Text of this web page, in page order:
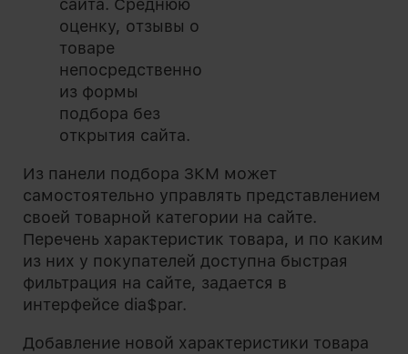
сайта. Среднюю
оценку, отзывы о
товаре
непосредственно
из формы
подбора без
открытия сайта.
Из панели подбора ЗКМ может
самостоятельно управлять представлением
своей товарной категории на сайте.
Перечень характеристик товара, и по каким
из них у покупателей доступна быстрая
фильтрация на сайте, задается в
интерфейсе dia$par.
Добавление новой характеристики товара